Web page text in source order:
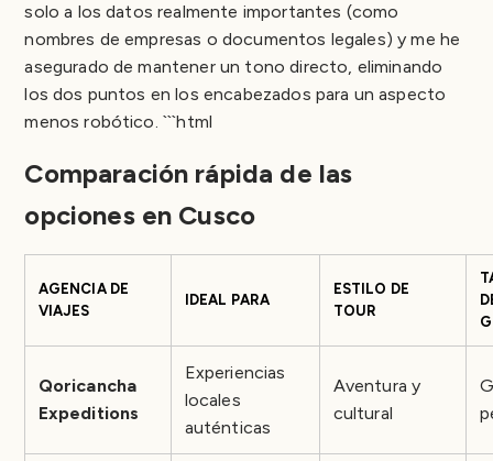
solo a los datos realmente importantes (como
nombres de empresas o documentos legales) y me he
asegurado de mantener un tono directo, eliminando
los dos puntos en los encabezados para un aspecto
menos robótico. ```html
Comparación rápida de las
opciones en Cusco
AGENCIA DE
VIAJES
IDEAL PARA
ESTILO DE
TOUR
Qoricancha
Expeditions
Experiencias
locales
auténticas
Aventura y
cultural